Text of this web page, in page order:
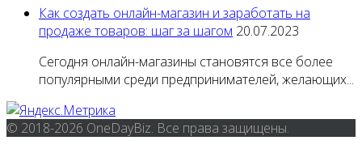
Как создать онлайн-магазин и заработать на
продаже товаров: шаг за шагом 20.07.2023
Сегодня онлайн-магазины становятся все более
популярными среди предпринимателей, желающих...
© 2018-2026 OneDayBiz. Все права защищены.